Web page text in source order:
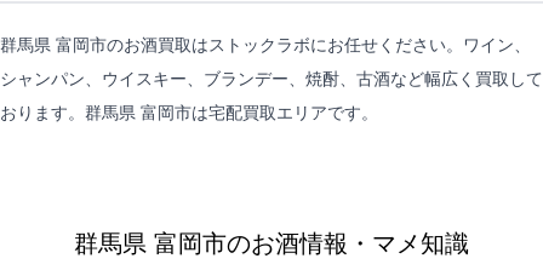
群馬県 富岡市のお酒買取はストックラボにお任せください。ワイン、
シャンパン、ウイスキー、ブランデー、焼酎、古酒など幅広く買取して
おります。群馬県 富岡市は宅配買取エリアです。
群馬県 富岡市のお酒情報・マメ知識